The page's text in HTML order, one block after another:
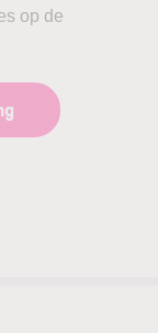
op de